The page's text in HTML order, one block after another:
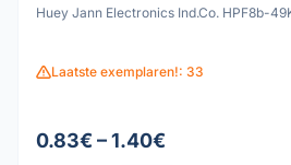
Huey Jann Electronics Ind.Co. HPF8b-
Laatste exemplaren!: 33
0.83€ – 1.40€